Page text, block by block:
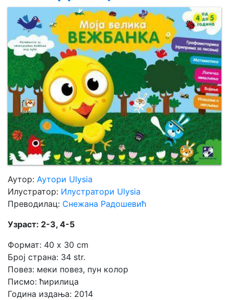
Мој
налог
Аутор: Аутори Ulysia
Илустратор: Илустратори Ulysia
Преводилац: Снежана Радошевић
Узраст: 2-3, 4-5
Формат: 40 x 30 cm
Број страна: 34 str.
Повез: меки повез, пун колор
Писмо: ћирилица
Година издања: 2014